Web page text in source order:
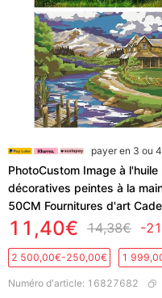
payer en 3 ou
PhotoCustom Image à
décoratives peintes à la
50CM Fournitures d'art
11,40€ 14,38€ -
2 500,00€-250,00€ 1
Numéro d'article: 16827682